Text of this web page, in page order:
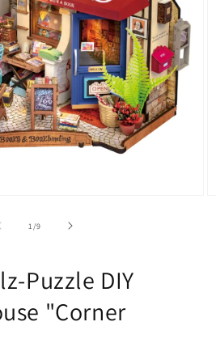
1 /von
9
Puzzle DIY
"Corner